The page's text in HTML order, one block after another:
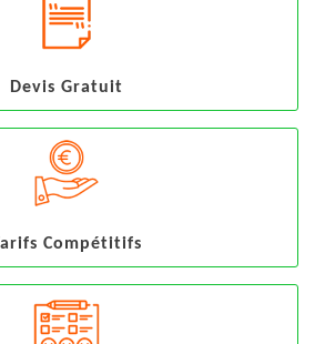
Devis Gratuit
Compétitifs